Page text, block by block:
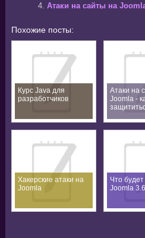
Атаки на сайты на
Похожие посты:
Курс Java для
разработчиков
Атаки на
Joomla -
Хакерские атаки на
Joomla
Что будет
Joomla